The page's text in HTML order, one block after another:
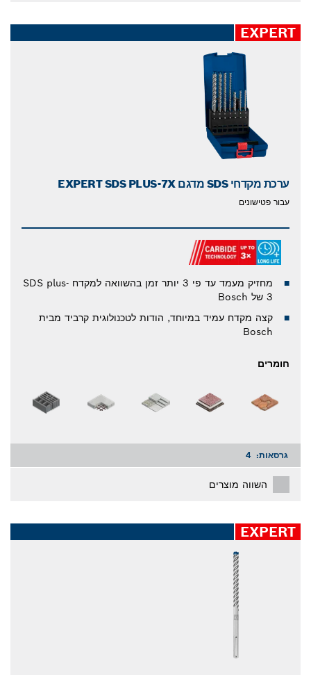
EXPERT
ערכת מקדחי SDS מדגם EXPERT SDS PLUS-7X
עבור פטישונים
מחזיק מעמד עד פי 3 יותר זמן בהשוואה למקדח SDS plus-
3 של Bosch
קצה מקדח עמיד במיוחד, הודות לטכנולוגית קרביד מבית
Bosch
חומרים
גרסאות: 4
השווה מוצרים
EXPERT